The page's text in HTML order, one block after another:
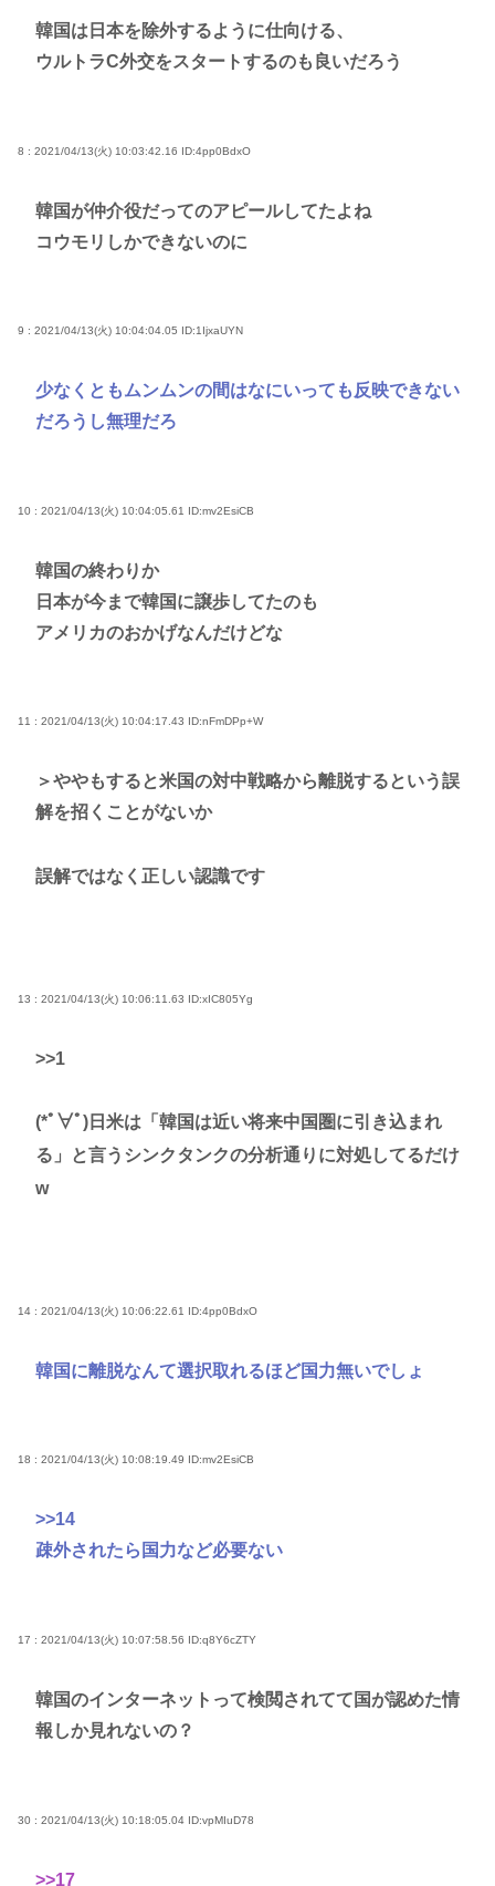
韓国は日本を除外するように仕向ける、
ウルトラC外交をスタートするのも良いだろう
8 : 2021/04/13(火) 10:03:42.16 ID:4pp0BdxO
韓国が仲介役だってのアピールしてたよね
コウモリしかできないのに
9 : 2021/04/13(火) 10:04:04.05 ID:1IjxaUYN
少なくともムンムンの間はなにいっても反映できない
だろうし無理だろ
10 : 2021/04/13(火) 10:04:05.61 ID:mv2EsiCB
韓国の終わりか
日本が今まで韓国に譲歩してたのも
アメリカのおかげなんだけどな
11 : 2021/04/13(火) 10:04:17.43 ID:nFmDPp+W
＞ややもすると米国の対中戦略から離脱するという誤
解を招くことがないか
誤解ではなく正しい認識です
13 : 2021/04/13(火) 10:06:11.63 ID:xIC805Yg
>>1
(*ﾟ∀ﾟ)日米は「韓国は近い将来中国圏に引き込まれ
る」と言うシンクタンクの分析通りに対処してるだけ
w
14 : 2021/04/13(火) 10:06:22.61 ID:4pp0BdxO
韓国に離脱なんて選択取れるほど国力無いでしょ
18 : 2021/04/13(火) 10:08:19.49 ID:mv2EsiCB
>>14
疎外されたら国力など必要ない
17 : 2021/04/13(火) 10:07:58.56 ID:q8Y6cZTY
韓国のインターネットって検閲されてて国が認めた情
報しか見れないの？
30 : 2021/04/13(火) 10:18:05.04 ID:vpMIuD78
>>17